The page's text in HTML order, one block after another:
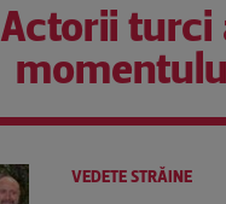
Actorii turci
VEDETE STRĂINE